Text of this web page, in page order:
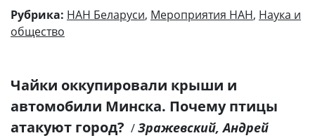
Рубрика: НАН Беларуси, Мероприятия НАН, Наука и
общество
Чайки оккупировали крыши и
автомобили Минска. Почему птицы
атакуют город? /Зражевский, Андрей